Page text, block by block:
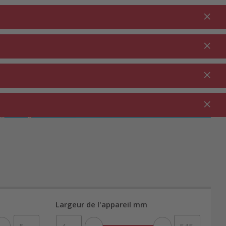
Au panier
Largeur de l'appareil mm